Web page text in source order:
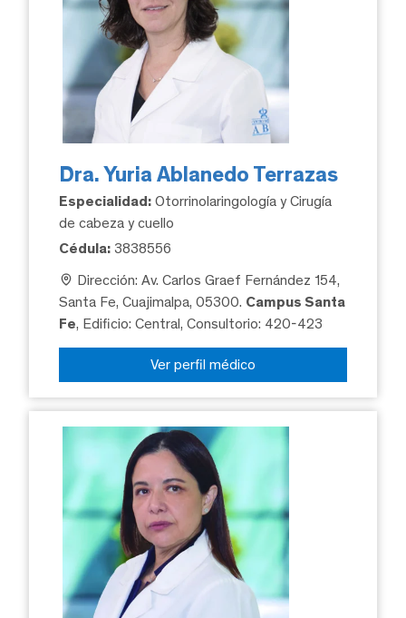
Dra. Yuria Ablanedo Terrazas
Especialidad: Otorrinolaringología y Cirugía
de cabeza y cuello
Cédula: 3838556
Dirección: Av. Carlos Graef Fernández 154,
Santa Fe, Cuajimalpa, 05300. Campus Santa
Fe, Edificio: Central, Consultorio: 420-423
Ver perfil médico